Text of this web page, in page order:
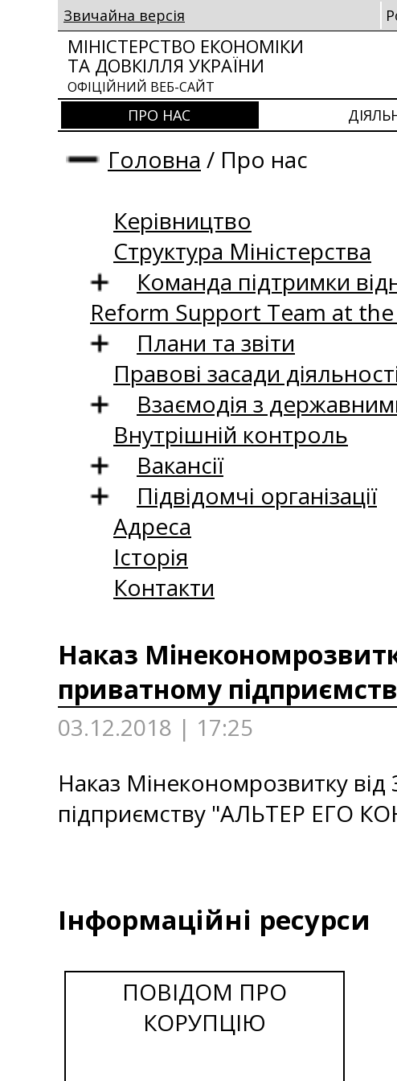
Звичайна версія
МІНІСТЕРСТВО ЕКОНОМІКИ
ТА ДОВКІЛЛЯ УКРАЇНИ
ОФІЦІЙНИЙ ВЕБ-САЙТ
ПРО НАС
Головна / Про нас
Керівництво
Структура Міністерства
Команда підтримки
Reform Support Team at
Плани та звіти
Правові засади
Взаємодія з
Внутрішній контроль
Вакансії
Підвідомчі організації
Адреса
Історія
Контакти
Наказ
приватному
03.12.2018 | 17:25
Наказ Мінекономрозвитку
підприємству "АЛЬТЕР ЕГО
Інформаційні ресурси
ПОВІДОМ ПРО
КОРУПЦІЮ